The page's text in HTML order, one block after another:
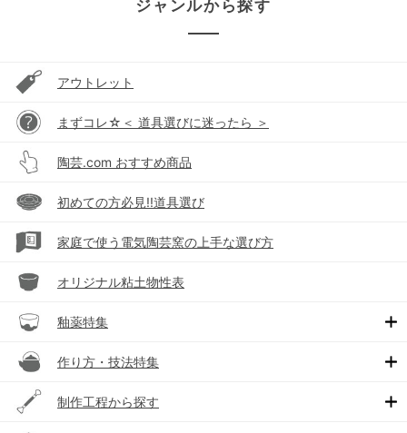
ジャンルから探す
アウトレット
まずコレ☆＜ 道具選びに迷ったら ＞
陶芸.com おすすめ商品
初めての方必見!!道具選び
家庭で使う電気陶芸窯の上手な選び方
オリジナル粘土物性表
釉薬特集
作り方・技法特集
制作工程から探す